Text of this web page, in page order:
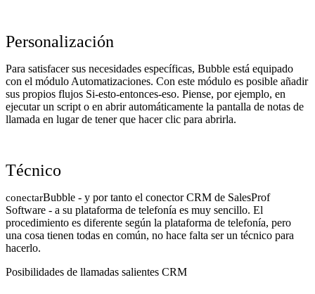
Personalización
Para satisfacer sus necesidades específicas, Bubble está equipado
con el módulo Automatizaciones. Con este módulo es posible añadir
sus propios flujos Si-esto-entonces-eso. Piense, por ejemplo, en
ejecutar un script o en abrir automáticamente la pantalla de notas de
llamada en lugar de tener que hacer clic para abrirla.
Técnico
conectarBubble - y por tanto el conector CRM de SalesProf
Software - a su plataforma de telefonía es muy sencillo. El
procedimiento es diferente según la plataforma de telefonía, pero
una cosa tienen todas en común, no hace falta ser un técnico para
hacerlo.
Posibilidades de llamadas salientes CRM